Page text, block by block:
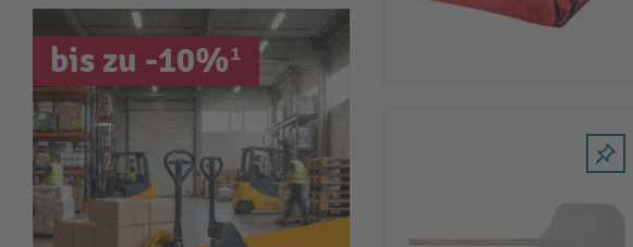
bis zu -10%¹